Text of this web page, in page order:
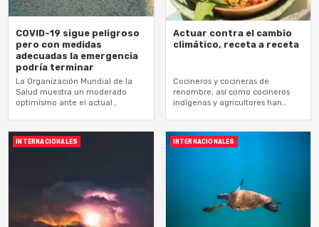
COVID-19 sigue peligroso
pero con medidas
adecuadas la emergencia
podría terminar
La Organización Mundial de la
Salud muestra un moderado
optimismo ante el actual
intensa en varias partes del
mundo”
Actuar contra el cambio
climático, receta a receta
Cocineros y cocineras de
renombre, así como cocineros
indígenas y agricultores han
INTERNACIONALES INTERNACIONALES